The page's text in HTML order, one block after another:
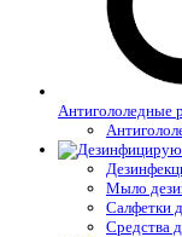
Антигололедные
Мыло
Салфетки
Средства